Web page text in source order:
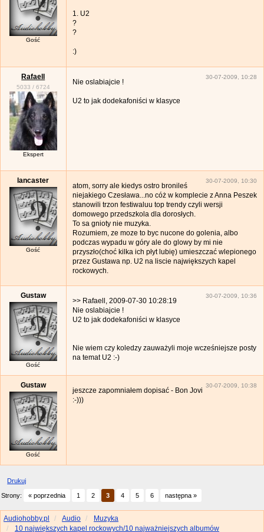
Gość
1. U2
?
?
:)
Rafaell
5033 / 6724
Ekspert
30-07-2009, 10:28
Nie oslabiajcie !
U2 to jak dodekafoniści w klasyce
lancaster
Gość
30-07-2009, 10:30
atom, sorry ale kiedys ostro bronileś
niejakiego Czesława...no cóż w komplecie z Anna Peszek
stanowili trzon festiwaluu top trendy czyli wersji
domowego przedszkola dla dorosłych.
To sa gnioty nie muzyka.
Rozumiem, ze moze to byc nucone do golenia, albo
podczas wypadu w góry ale do glowy by mi nie
przyszło(choć kilka ich płyt lubię) umieszczać wlepionego
przez Gustawa np. U2 na liscie największych kapel
rockowych.
Gustaw
Gość
30-07-2009, 10:36
>> Rafaell, 2009-07-30 10:28:19
Nie oslabiajcie !
U2 to jak dodekafoniści w klasyce
Nie wiem czy koledzy zauważyli moje wcześniejsze posty
na temat U2 :-)
Gustaw
Gość
30-07-2009, 10:38
jeszcze zapomniałem dopisać - Bon Jovi
:-)))
Drukuj
Strony: « poprzednia 1 2 3 4 5 6 następna »
Audiohobby.pl Audio
Muzyka
10 największych kapel rockowych/10 najważniejszych albumów